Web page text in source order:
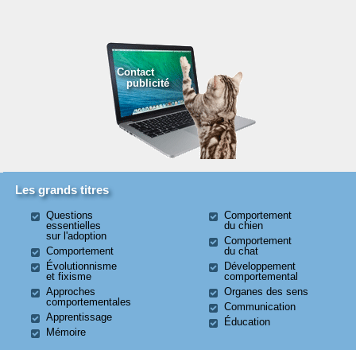
Contact
publicité
Les grands titres
Questions
essentielles
sur l'adoption
Comportement
Évolutionnisme
et fixisme
Approches
comportementales
Apprentissage
Mémoire
Comportement
du chien
Comportement
du chat
Développement
comportemental
Organes des sens
Communication
Éducation